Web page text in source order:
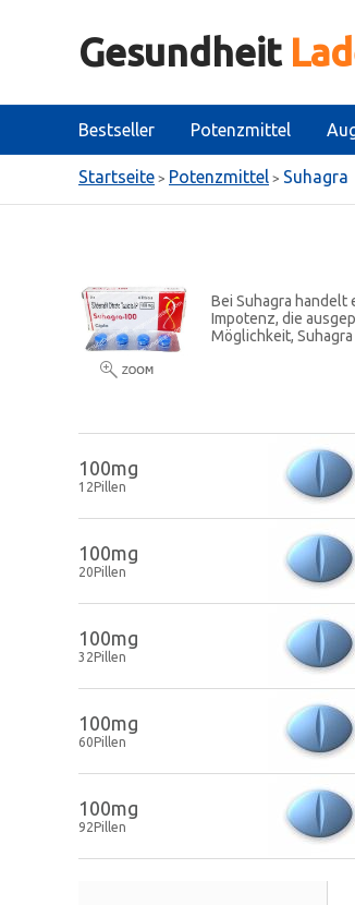
Gesundheit
Bestseller Potenzmittel
Startseite > Potenzmittel > Suhagra
Bei Suhagra
Impotenz, die
Möglichkeit,
100mg
12Pillen
100mg
20Pillen
100mg
32Pillen
100mg
60Pillen
100mg
92Pillen